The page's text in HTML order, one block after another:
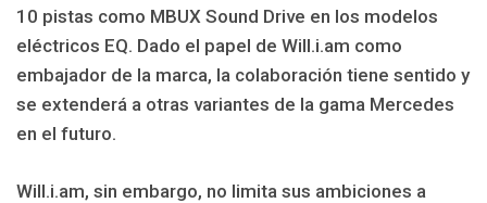
10 pistas como MBUX Sound Drive en los modelos
eléctricos EQ. Dado el papel de Will.i.am como
embajador de la marca, la colaboración tiene sentido y
se extenderá a otras variantes de la gama Mercedes
en el futuro.
Will.i.am, sin embargo, no limita sus ambiciones a